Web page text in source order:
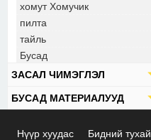
хомут Хомучик
пилта
тайль
Бусад
ЗАСАЛ ЧИМЭГЛЭЛ
БУСАД МАТЕРИАЛУУД
Нүүр хуудас Бидний тухай